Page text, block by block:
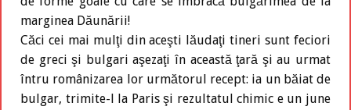
marginea Dăunării!
Căci cei mai mulţi din aceşti lăudaţi tineri sunt feciori
de greci şi bulgari aşezaţi în această ţară şi au urmat
întru românizarea lor următorul recept: ia un băiat de
bulgar, trimite-l la Paris şi rezultatul chimic e un june